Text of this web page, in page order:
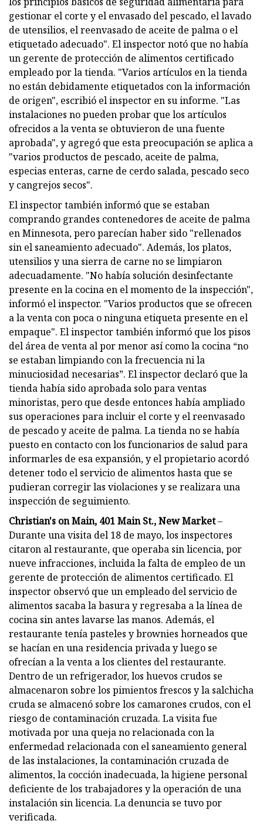
gestionar el corte y el envasado del pescado, el lavado
de utensilios, el reenvasado de aceite de palma o el
etiquetado adecuado". El inspector notó que no había
un gerente de protección de alimentos certificado
empleado por la tienda. "Varios artículos en la tienda
no están debidamente etiquetados con la información
de origen", escribió el inspector en su informe. "Las
instalaciones no pueden probar que los artículos
ofrecidos a la venta se obtuvieron de una fuente
aprobada", y agregó que esta preocupación se aplica a
"varios productos de pescado, aceite de palma,
especias enteras, carne de cerdo salada, pescado seco
y cangrejos secos".
El inspector también informó que se estaban
comprando grandes contenedores de aceite de palma
en Minnesota, pero parecían haber sido "rellenados
sin el saneamiento adecuado". Además, los platos,
utensilios y una sierra de carne no se limpiaron
adecuadamente. "No había solución desinfectante
presente en la cocina en el momento de la inspección",
informó el inspector. "Varios productos que se ofrecen
a la venta con poca o ninguna etiqueta presente en el
empaque". El inspector también informó que los pisos
del área de venta al por menor así como la cocina “no
se estaban limpiando con la frecuencia ni la
minuciosidad necesarias”. El inspector declaró que la
tienda había sido aprobada solo para ventas
minoristas, pero que desde entonces había ampliado
sus operaciones para incluir el corte y el reenvasado
de pescado y aceite de palma. La tienda no se había
puesto en contacto con los funcionarios de salud para
informarles de esa expansión, y el propietario acordó
detener todo el servicio de alimentos hasta que se
pudieran corregir las violaciones y se realizara una
inspección de seguimiento.
Christian's on Main, 401 Main St., New Market–
Durante una visita del 18 de mayo, los inspectores
citaron al restaurante, que operaba sin licencia, por
nueve infracciones, incluida la falta de empleo de un
gerente de protección de alimentos certificado. El
inspector observó que un empleado del servicio de
alimentos sacaba la basura y regresaba a la línea de
cocina sin antes lavarse las manos. Además, el
restaurante tenía pasteles y brownies horneados que
se hacían en una residencia privada y luego se
ofrecían a la venta a los clientes del restaurante.
Dentro de un refrigerador, los huevos crudos se
almacenaron sobre los pimientos frescos y la salchicha
cruda se almacenó sobre los camarones crudos, con el
riesgo de contaminación cruzada. La visita fue
motivada por una queja no relacionada con la
enfermedad relacionada con el saneamiento general
de las instalaciones, la contaminación cruzada de
alimentos, la cocción inadecuada, la higiene personal
deficiente de los trabajadores y la operación de una
instalación sin licencia. La denuncia se tuvo por
verificada.